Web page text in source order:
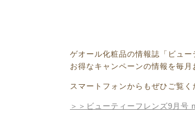
ゲオール化粧品の情報誌「ビュー
お得なキャンペーンの情報を毎月
スマートフォンからもぜひご覧く
＞＞ビューティーフレンズ9 月号